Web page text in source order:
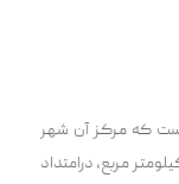
است که مرکز آن شهر
است. این استان با مساحتی حدود 16249 کیلومتر مربع، درامتداد